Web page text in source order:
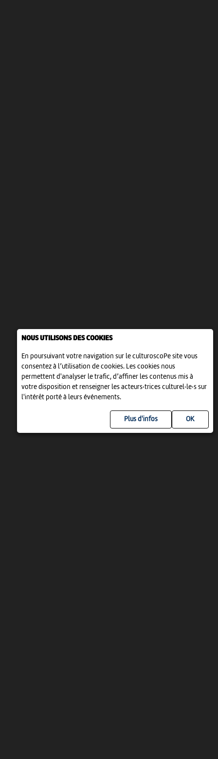
NOUS UTILISONS DES COOKIES
En poursuivant votre navigation sur le culturoscoPe site vous
consentez à l’utilisation de cookies. Les cookies nous
permettent d'analyser le trafic, d’affiner les contenus mis à
votre disposition et renseigner les acteurs·trices culturel·le·s sur
l'intérêt porté à leurs événements.
Plus d'infos